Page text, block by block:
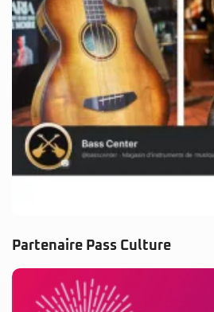
Partenaire Pass Culture